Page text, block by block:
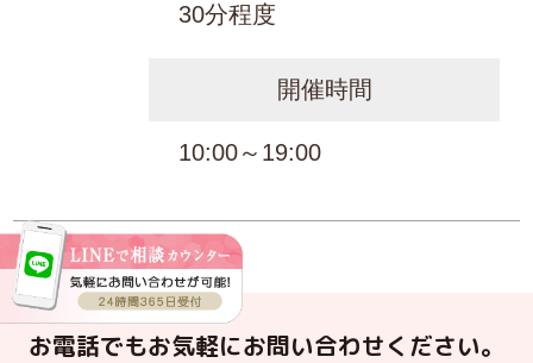
30分程度
開催時間
10:00～19:00
お電話でもお気軽にお問い合わせください。